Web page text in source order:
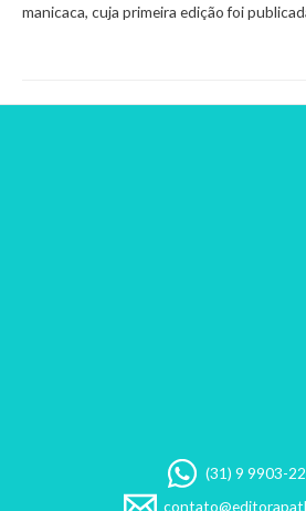
manicaca, cuja primeira edição foi
(31) 9 9903-